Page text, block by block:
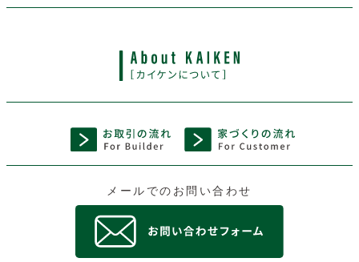
メールでのお問い合わせ